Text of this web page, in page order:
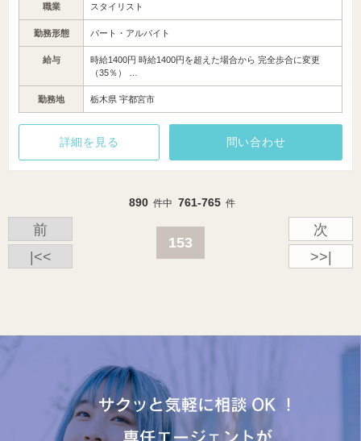
職業 スタイリスト
勤務形態 パート・アルバイト
給与
時給1400円 時給1400円を超えた場合から 完全歩合に変更
（35％） …
勤務地 栃木県 宇都宮市
詳細を見る 問い合わせ
890 件中 761-765 件
|<<
前
153
次
>>|